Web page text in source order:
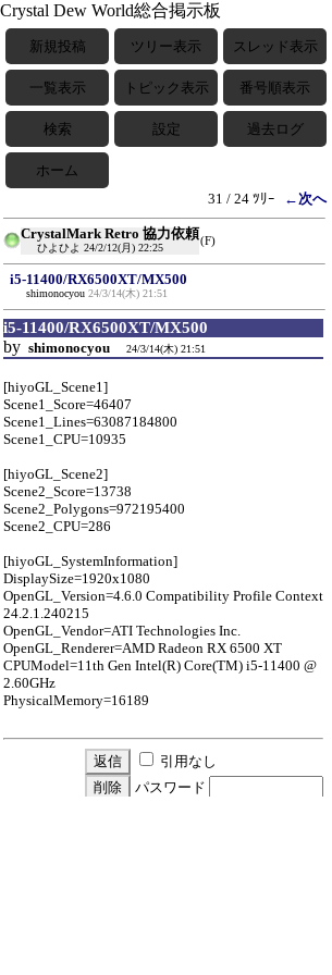
Crystal Dew World総合掲示板
新規投稿 ツリー表示 スレッド表示
一覧表示 トピック表示 番号順表示
検索 設定 過去ログ
ホーム
31 / 24 ﾂﾘｰ
←次へ
CrystalMark Retro 協力依頼
ひよひよ 24/2/12(月) 22:25
(F)
i5-11400/RX6500XT/MX500
shimonocyou 24/3/14(木) 21:51
i5-11400/RX6500XT/MX500
by shimonocyou 24/3/14(木) 21:51
[hiyoGL_Scene1]
Scene1_Score=46407
Scene1_Lines=63087184800
Scene1_CPU=10935
[hiyoGL_Scene2]
Scene2_Score=13738
Scene2_Polygons=972195400
Scene2_CPU=286
[hiyoGL_SystemInformation]
DisplaySize=1920x1080
OpenGL_Version=4.6.0 Compatibility Profile Context
24.2.1.240215
OpenGL_Vendor=ATI Technologies Inc.
OpenGL_Renderer=AMD Radeon RX 6500 XT
CPUModel=11th Gen Intel(R) Core(TM) i5-11400 @
2.60GHz
PhysicalMemory=16189
引用なし
パスワード